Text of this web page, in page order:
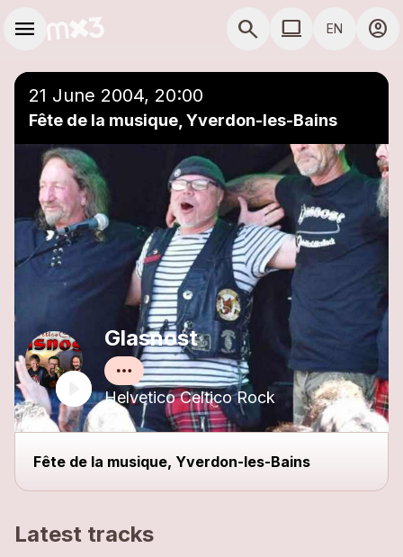
menu search COMPUTER USE
computer EN account_circle
21 June 2004, 20:00
Fête de la musique, Yverdon-les-Bains
Glasnost
Helvetico Celtico Rock
Fête de la musique, Yverdon-les-Bains
Latest tracks
Add to a playlist close